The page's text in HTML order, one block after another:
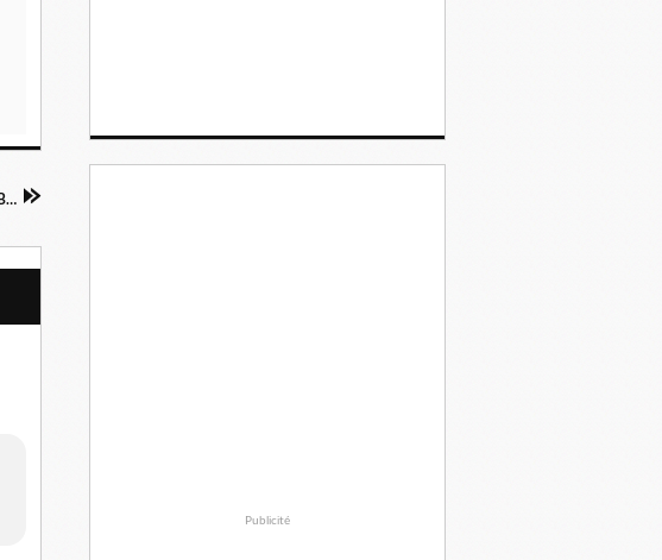
"La mort leur va si bien" de Peter James, Panama, 2006 (GB), 2007 (F)
Publicité